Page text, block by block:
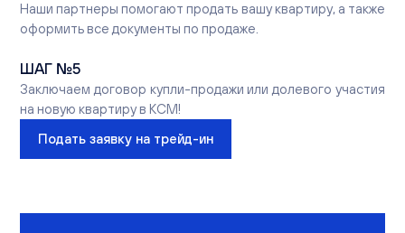
Наши партнеры помогают продать вашу квартиру, а также
оформить все документы по продаже.
ШАГ №5
Заключаем договор купли-продажи или долевого участия
на новую квартиру в КСМ!
Подать заявку на трейд-ин